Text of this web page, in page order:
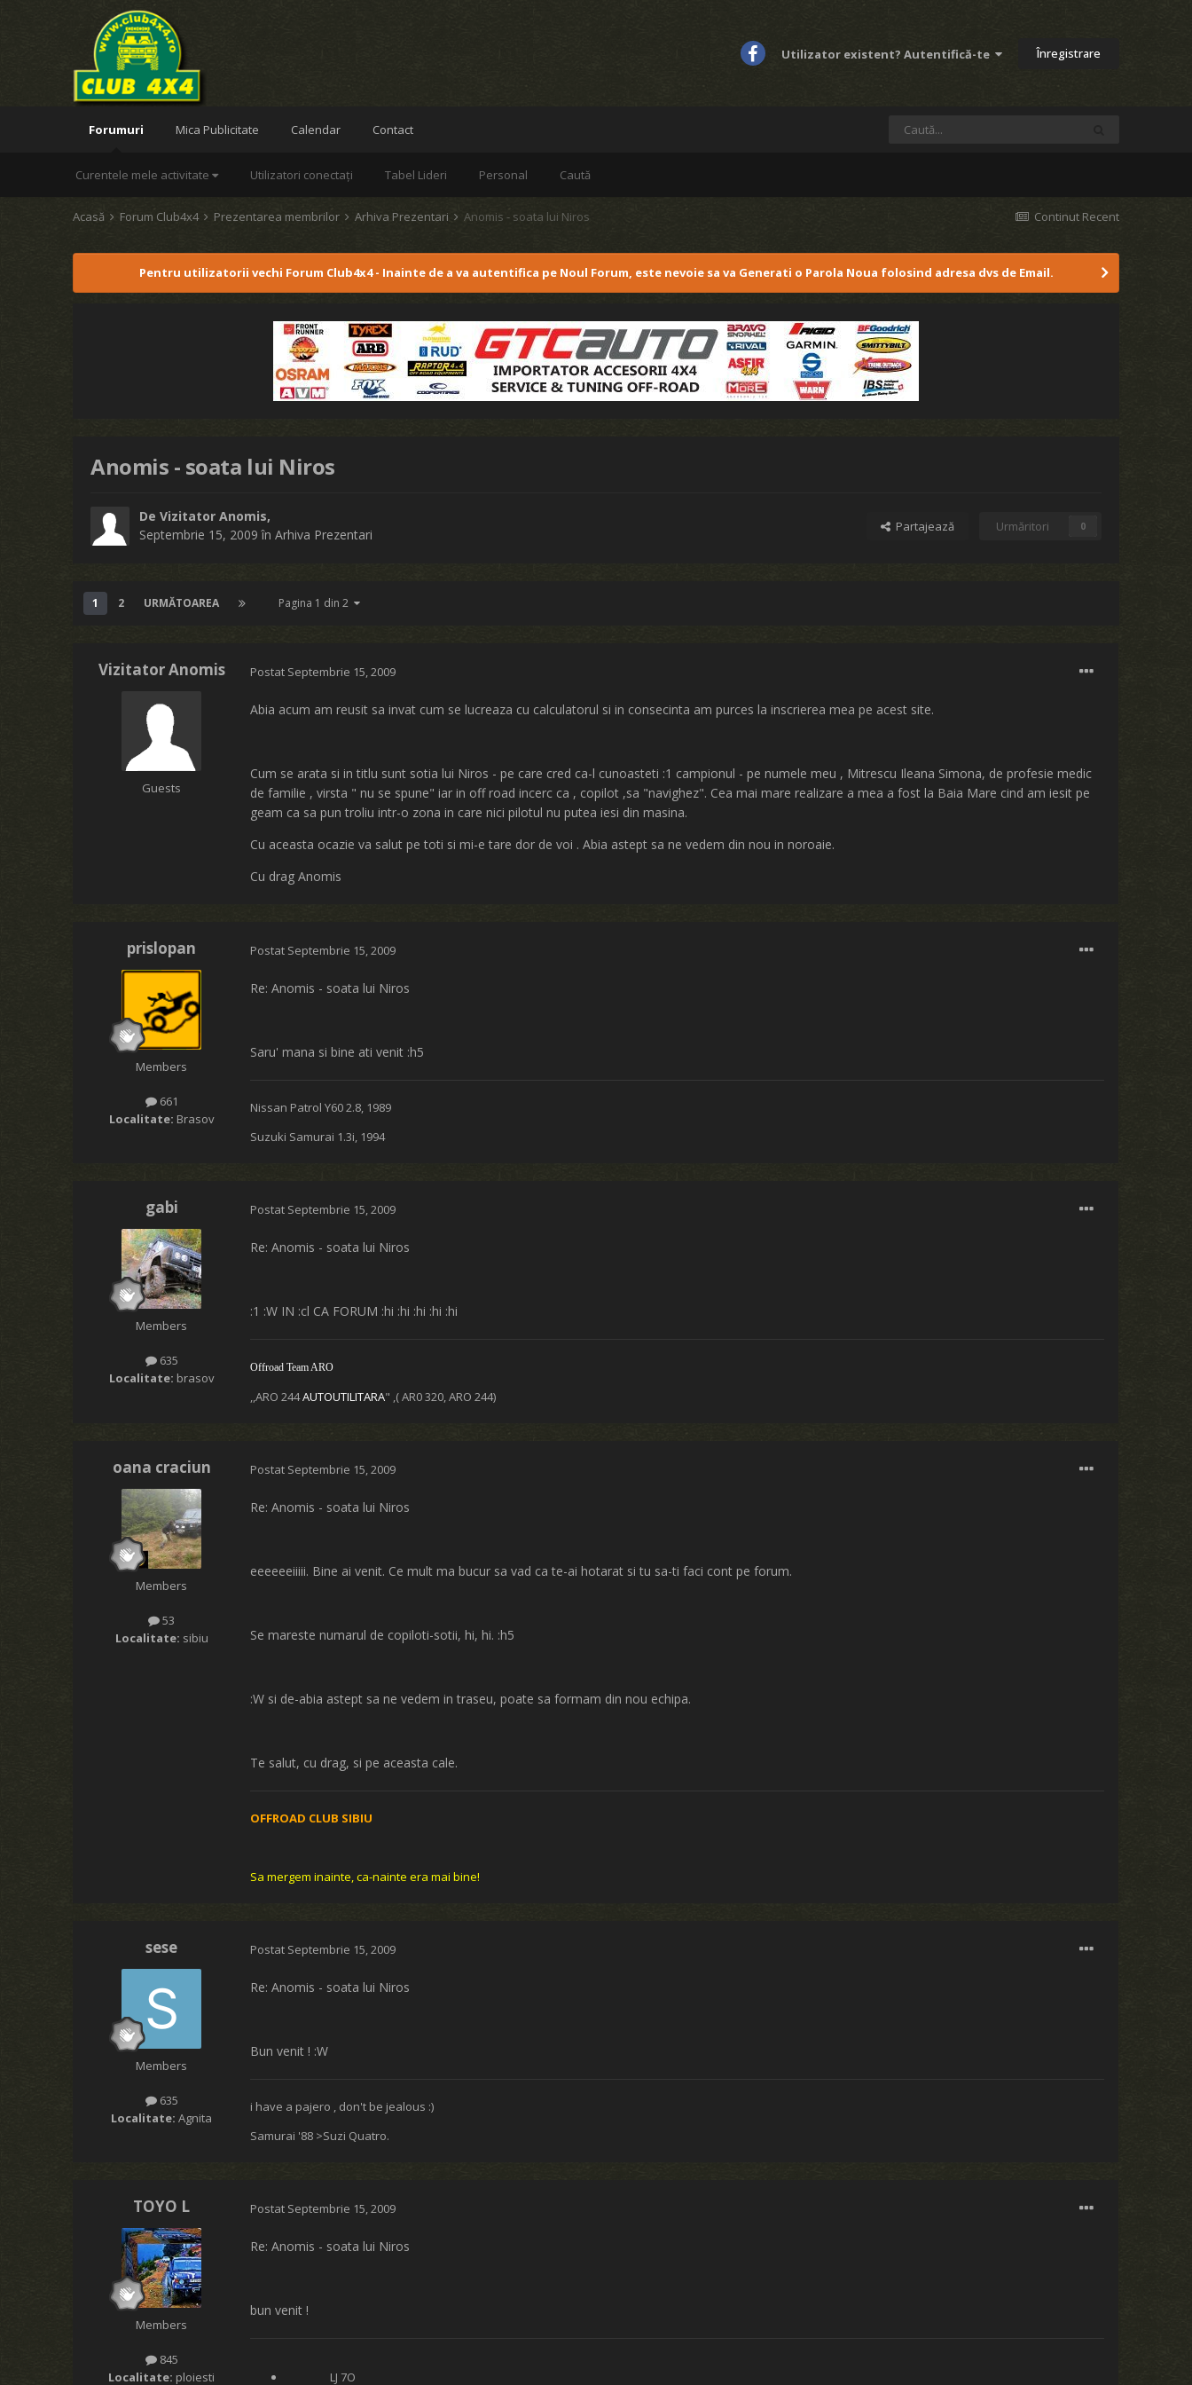
Utilizator existent? Autentifică-te Înregistrare
Forumuri
Curentele mele activitate Utilizatori conectați Tabel Lideri Personal Caută
Mica Publicitate Calendar Contact
Continut Recent
Acasă Forum Club4x4 Prezentarea membrilor Arhiva Prezentari Anomis - soata lui Niros
Pentru utilizatorii vechi Forum Club4x4 - Inainte de a va autentifica pe Noul Forum, este nevoie sa va Generati o Parola Noua folosind adresa dvs de Email.
Anomis - soata lui Niros
De Vizitator Anomis,
Septembrie 15, 2009 înArhiva Prezentari Partajează Urmăritori 0
1 2 URMĂTOAREA Pagina 1 din 2
Vizitator Anomis
Guests
Postat Septembrie 15, 2009
Abia acum am reusit sa invat cum se lucreaza cu calculatorul si in consecinta am purces la inscrierea mea pe acest site.
Cum se arata si in titlu sunt sotia lui Niros - pe care cred ca-l cunoasteti :1 campionul - pe numele meu , Mitrescu Ileana Simona, de profesie medic
de familie , virsta " nu se spune" iar in off road incerc ca , copilot ,sa "navighez". Cea mai mare realizare a mea a fost la Baia Mare cind am iesit pe
geam ca sa pun troliu intr-o zona in care nici pilotul nu putea iesi din masina.
Cu aceasta ocazie va salut pe toti si mi-e tare dor de voi . Abia astept sa ne vedem din nou in noroaie.
Cu drag Anomis
prislopan
Members
661
Localitate: Brasov
Postat Septembrie 15, 2009
Re: Anomis - soata lui Niros
Saru' mana si bine ati venit :h5
Nissan Patrol Y60 2.8, 1989
Suzuki Samurai 1.3i, 1994
gabi
Members
635
Localitate: brasov
Postat Septembrie 15, 2009
Re: Anomis - soata lui Niros
:1 :W IN :cl CA FORUM :hi :hi :hi :hi :hi
OffroadTeam ARO
,,ARO 244AUTOUTILITARA" ,( AR0 320, ARO 244)
oana craciun
Members
53
Localitate: sibiu
Postat Septembrie 15, 2009
Re: Anomis - soata lui Niros
eeeeeeiiiii. Bine ai venit. Ce mult ma bucur sa vad ca te-ai hotarat si tu sa-ti faci cont pe forum.
Se mareste numarul de copiloti-sotii, hi, hi. :h5
:W si de-abia astept sa ne vedem in traseu, poate sa formam din nou echipa.
Te salut, cu drag, si pe aceasta cale.
OFFROAD CLUB SIBIU
Sa mergem inainte, ca-nainte era mai bine!
sese
Members
635
Localitate: Agnita
Postat Septembrie 15, 2009
Re: Anomis - soata lui Niros
Bun venit ! :W
i have a pajero , don't be jealous :)
Samurai '88 >Suzi Quatro.
TOYO L
Members
845
Localitate: ploiesti
Postat Septembrie 15, 2009
Re: Anomis - soata lui Niros
bun venit !
LJ 7O